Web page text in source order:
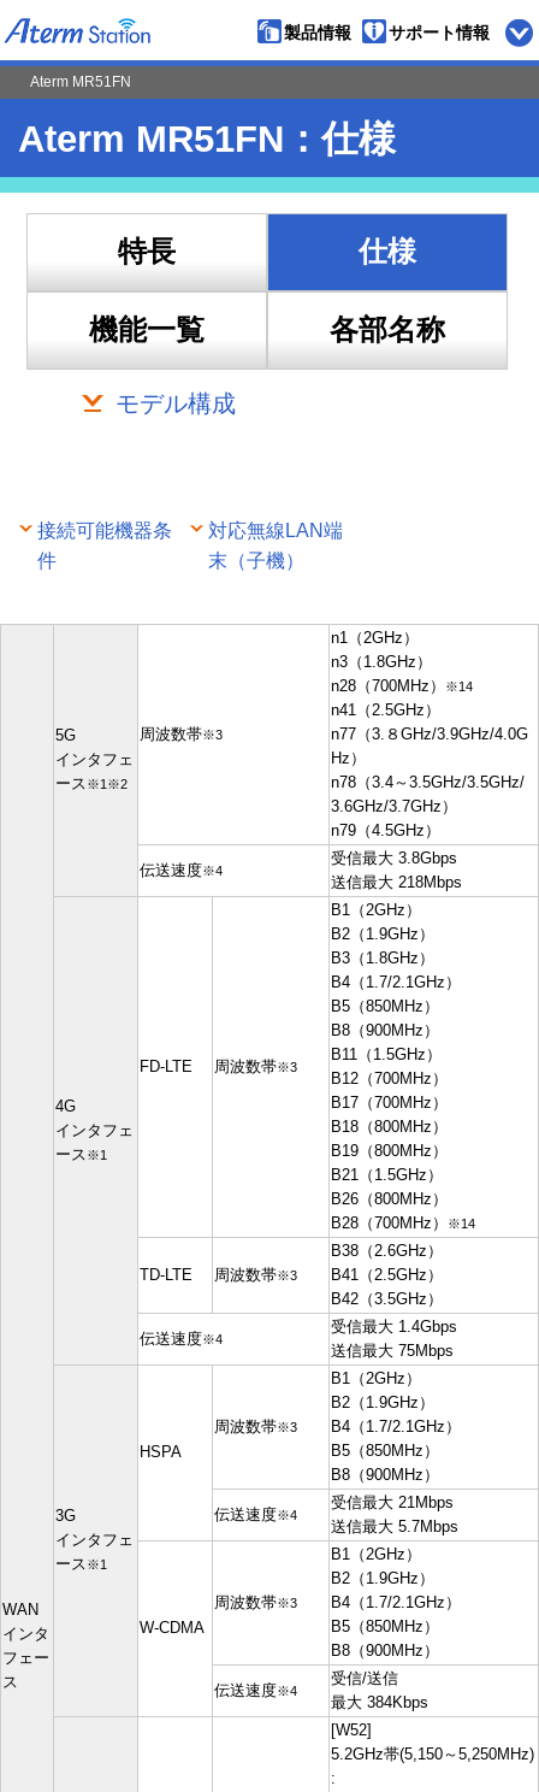
の
製品情報 サポート情報
Aterm MR51FN
Aterm MR51FN：仕様
特長 仕様
機能一覧 各部名称
モデル構成
接続可能機器条
件
対応無線LAN端
末（子機）
WAN
インタ
フェー
ス
5G
インタフェ
ース※1※2
周波数帯※3
n1（2GHz）
n3（1.8GHz）
n28（700MHz）
※14
n41（2.5GHz）
n77（3.８GHz/3.9GHz/4.0G
Hz）
n78（3.4～3.5GHz/3.5GHz/
3.6GHz/3.7GHz）
n79（4.5GHz）
伝送速度※4
受信最大 3.8Gbps
送信最大 218Mbps
4G
インタフェ
ース※1
FD-LTE 周波数帯※3
B1（2GHz）
B2（1.9GHz）
B3（1.8GHz）
B4（1.7/2.1GHz）
B5（850MHz）
B8（900MHz）
B11（1.5GHz）
B12（700MHz）
B17（700MHz）
B18（800MHz）
B19（800MHz）
B21（1.5GHz）
B26（800MHz）
B28（700MHz）
※14
TD-LTE 周波数帯※3
B38（2.6GHz）
B41（2.5GHz）
B42（3.5GHz）
伝送速度※4
受信最大 1.4Gbps
送信最大 75Mbps
3G
インタフェ
ース※1
HSPA
周波数帯※3
B1（2GHz）
B2（1.9GHz）
B4（1.7/2.1GHz）
B5（850MHz）
B8（900MHz）
伝送速度※4
受信最大 21Mbps
送信最大 5.7Mbps
W-CDMA
周波数帯※3
B1（2GHz）
B2（1.9GHz）
B4（1.7/2.1GHz）
B5（850MHz）
B8（900MHz）
伝送速度※4
受信/送信
最大 384Kbps
[W52]
5.2GHz帯(5,150～5,250MHz)
: